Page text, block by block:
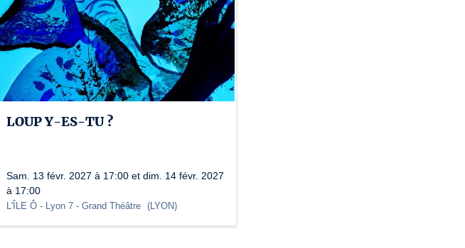
LOUP Y-ES-TU ?
Sam. 13 févr. 2027 à 17:00 et dim. 14 févr. 2027
à 17:00
L'ÎLE Ô - Lyon 7 - Grand Théâtre (LYON)